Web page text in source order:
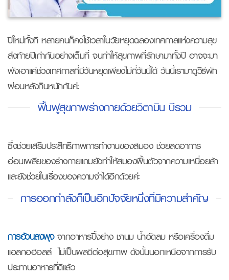
ปีใหม่ทั้งที หลายคนก็คงใช้เวลาในวัยหยุดฉลองเทศกาลแห่งความสุข
ส่งท้ายปีเก่ากันอย่างเต็มที่ จนทำให้สุขภาพที่รักษามาทั้งปี อาจจะมา
พังเอาแค่ช่วงเทศกาลที่มีวันหยุดเพียงไม่กี่วันนี้ได้ วันนี้เรามาดูวิธีพัก
ผ่อนหลังกินหนักกันค่ะ
ฟื้นฟูสุขภาพร่างกายด้วยวิตามิน บีรวม
ซึ่งช่วยเสริมประสิทธิภาพการทำงานของสมอง ช่วยลดอาการ
อ่อนเพลียของร่างกายแถมยังทำให้สมองฟื้นตัวจากความเหนื่อยล้า
และยังช่วยในเรื่องของความจำได้อีกด้วยค่ะ
การออกกำลังก็เป็นอีกปัจจัยหนึ่งที่มีความสำคัญ
การอ้วนลงพุง จากอาหารปิ้งย่าง ชานม น้ำอัดลม หรือเครื่องดื่ม
แอลกอฮอลล์ ไม่เป็นผลดีต่อสุขภาพ ดังนั้นนอกเหนือจากการรับ
ประทานอาหารที่ดีแล้ว